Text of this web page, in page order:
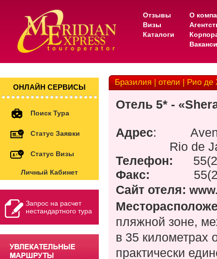
Отзывы
Визы
Каталоги
О
ОНЛАЙН СЕРВИСЫ
Поиск Тура
Статус Заявки
Статус Визы
Личный Кабинет
Запрос на расчет
нестандартного тура
Бразилия | отели | Рио
Отель 5* - «
Адрес:
Rio de
Телефон:
Факс:
Сайт отеля:
пляжной зоне,
в 35 километрах
практически